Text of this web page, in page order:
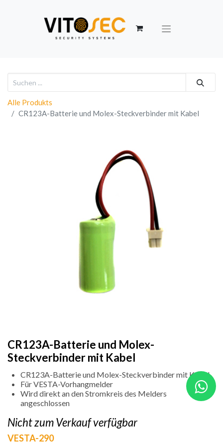
Alle Produkts
CR123A-Batterie und Molex-Steckverbinder mit Kabel
CR123A-Batterie und Molex-
Steckverbinder mit Kabel
CR123A-Batterie und Molex-Steckverbinder mit Kabel
Für VESTA-Vorhangmelder
Wird direkt an den Stromkreis des Melders
angeschlossen
Nicht zum Verkauf verfügbar
VESTA-290